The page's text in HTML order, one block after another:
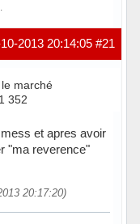
#21
2013 20:14:05
marché
352
et apres avoir
"ma reverence"
20:17:20)